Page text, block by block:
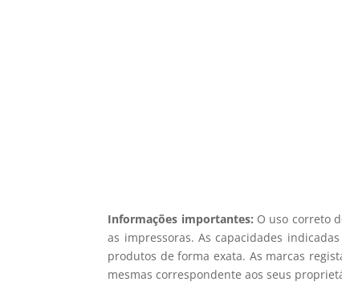
Informações importantes: O uso correto
as impressoras. As capacidades
produtos de forma exata. As marcas
mesmas correspondente aos seus